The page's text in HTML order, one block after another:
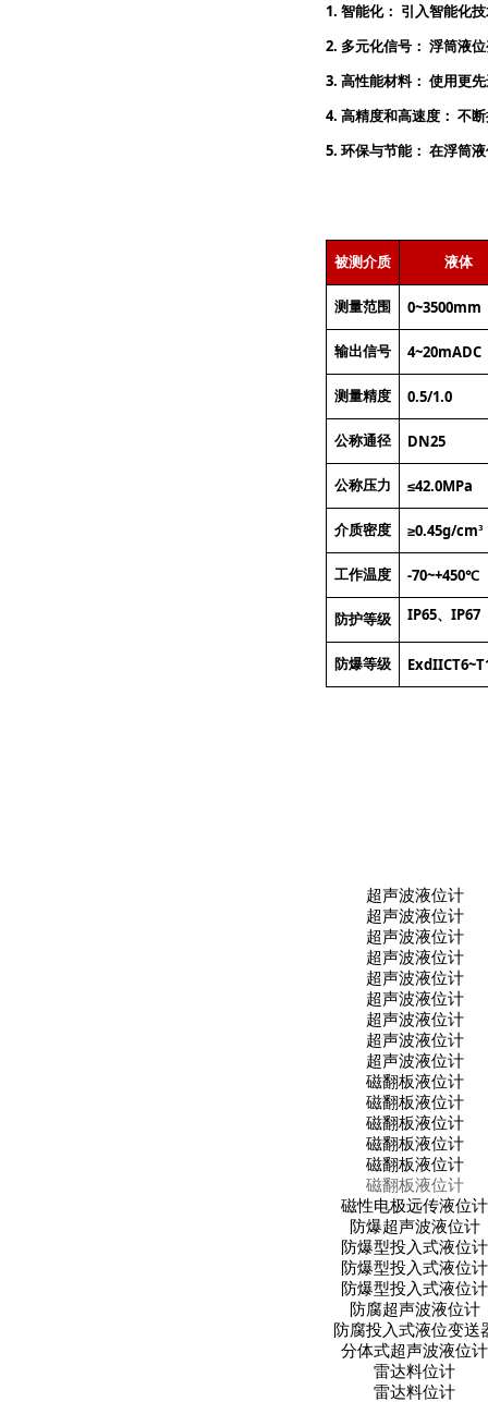
1. 智能化： 引入智能化
2. 多元化信号： 浮筒液
3. 高性能材料： 使用更
4. 高精度和高速度： 不
5. 环保与节能： 在浮筒
被测介质 液体
测量范围 0~3500mm
输出信号 4~20mADC
测量精度 0.5/1.0
公称通径 DN25
公称压力 ≤42.0MPa
介质密度 ≥0.45g/cm³
工作温度 -70~+450℃
防护等级 IP65、 IP67
防爆等级
超声波液位计
超声波液位计
超声波液位计
超声波液位计
超声波液位计
超声波液位计
超声波液位计
超声波液位计
超声波液位计
磁翻板液位计
磁翻板液位计
磁翻板液位计
磁翻板液位计
磁翻板液位计
磁翻板液位计
磁性电极远传液位计
防爆超声波液位计
防爆型投入式液位计
防爆型投入式液位计
防爆型投入式液位计
防腐超声波液位计
防腐投入式液位变送
分体式超声波液位计
雷达料位计
雷达料位计